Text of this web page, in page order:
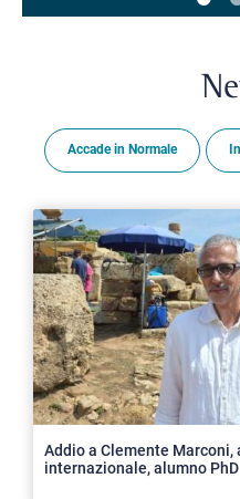
Accade in Normale
Addio a Clemente Marconi,
internazionale, alumno PhD